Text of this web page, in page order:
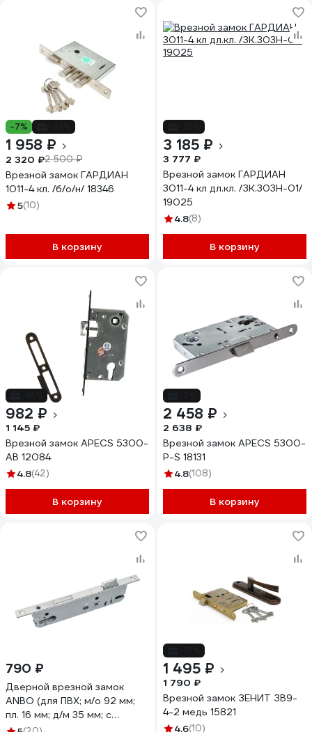
-7%
1 958 ₽
2 320 ₽2 500 ₽
Врезной замок ГАРДИАН
1011-4 кл. /б/о/н/ 18346
5(10)
В корзину
3 185 ₽
3 777 ₽
Врезной замок ГАРДИАН
3011-4 кл дл.кл. /ЗК.303Н-01/
19025
4.8(8)
В корзину
982 ₽
1 145 ₽
Врезной замок APECS 5300-
AB 12084
4.8(42)
В корзину
2 458 ₽
2 638 ₽
Врезной замок APECS 5300-
P-S 18131
4.8(108)
В корзину
790 ₽
Дверной врезной замок
ANBO (для ПВХ; м/о 92 мм;
пл. 16 мм; д/м 35 мм; с
фалевой защёлкой)
1 495 ₽
1 790 ₽
Врезной замок ЗЕНИТ ЗВ9-
4-2 медь 15821
4.6(10)